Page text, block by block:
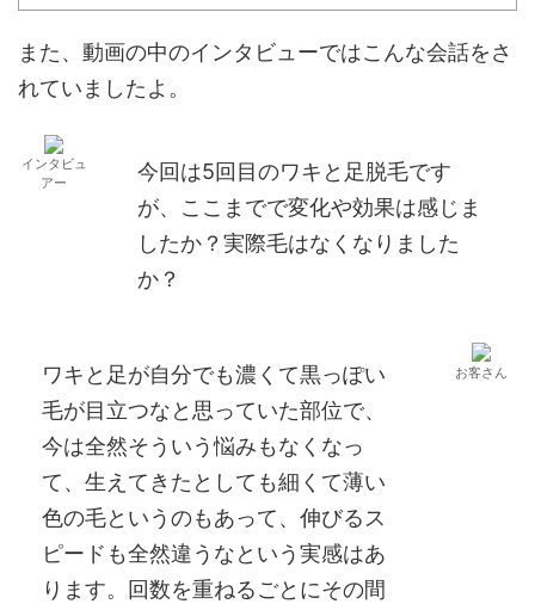
また、動画の中のインタビューではこんな会話をさ
れていましたよ。
インタビュ
アー
今回は5回目のワキと足脱毛です
が、ここまでで変化や効果は感じま
したか？実際毛はなくなりました
か？
ワキと足が自分でも濃くて黒っぽい
毛が目立つなと思っていた部位で、
今は全然そういう悩みもなくなっ
て、生えてきたとしても細くて薄い
色の毛というのもあって、伸びるス
ピードも全然違うなという実感はあ
ります。回数を重ねるごとにその間
お客さん